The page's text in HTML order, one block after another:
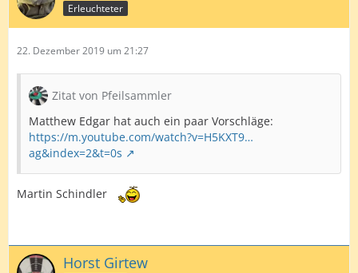
Erleuchteter
22. Dezember 2019 um 21:27
Zitat von Pfeilsammler
Matthew Edgar hat auch ein paar Vorschläge:
https://m.youtube.com/watch?v=H5KXT9…
ag&index=2&t=0s
Martin Schindler
Horst Girtew